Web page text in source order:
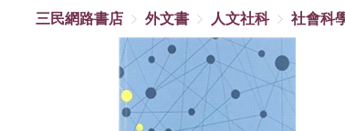
三民網路書店
外文書 人文社科 社會科